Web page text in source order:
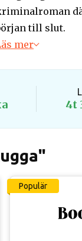
till slut.
mer
4t
Populär